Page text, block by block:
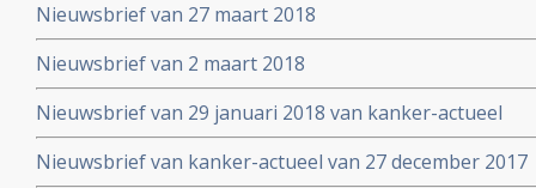
Nieuwsbrief van 27 maart 2018
Nieuwsbrief van 2 maart 2018
Nieuwsbrief van 29 januari 2018 van kanker-actueel
Nieuwsbrief van kanker-actueel van 27 december 2017